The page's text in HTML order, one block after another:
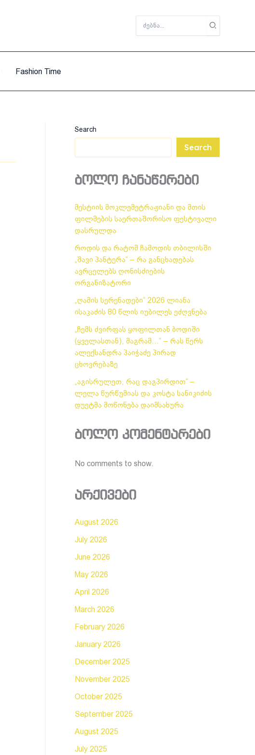
for:
Fashion Time
Search
Search
ბოლო ჩანაწერები
მესტიის მოკლემეტრაჟიანი და მთის
ფილმების საერთაშორისო ფესტივალი
დასრულდა
როდის და რატომ ჩამოდის თბილისში
„შავი პანტერა“ – რა განცხადებას
ავრცელებს ღონისძიების
ორგანიზატორი
„ღამის სერენადები“ 2026 ლიანა
ისაკაძის 80 წლის იუბილეს ეძღვნება
„ჩემს ძვირფას ყოფილთან ბოდიში
(ყველასთან), მაგრამ…“ – რას წერს
ალექსანდრა პაიჭაძე პირად
ცხოვრებაზე
„აგისრულეთ, რაც დაგპირდით“ –
ლელა წურწუმიას და კოსტა სანიკიძის
დუეტმა მოწონება დაიმსახურა
ბოლო კომენტარები
No comments to show.
არქივები
August 2026
July 2026
June 2026
May 2026
April 2026
March 2026
February 2026
January 2026
December 2025
November 2025
October 2025
September 2025
August 2025
July 2025